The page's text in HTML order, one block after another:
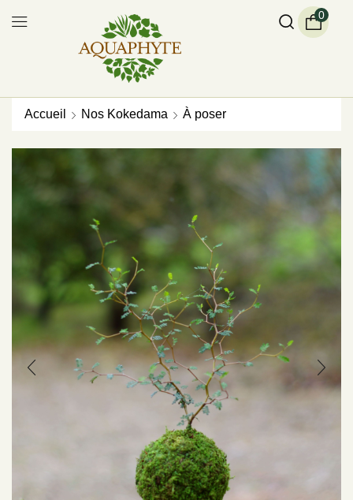
0
Accueil Nos Kokedama À poser